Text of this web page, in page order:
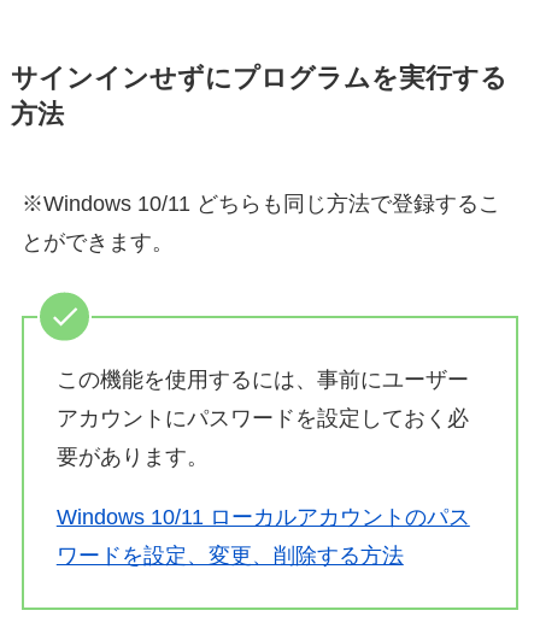
サインインせずにプログラムを実行する
方法
※Windows 10/11 どちらも同じ方法で登録するこ
とができます。
この機能を使用するには、事前にユーザー
アカウントにパスワードを設定しておく必
要があります。
Windows 10/11 ローカルアカウントのパス
ワードを設定、変更、削除する方法